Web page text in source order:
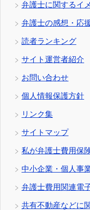
弁護士に関するイ
弁護士の感想・応
読者ランキング
サイト運営者紹介
お問い合わせ
個人情報保護方針
リンク集
サイトマップ
私が弁護士費用保
中小企業・個人事
弁護士費用関連電
共有不動産などに